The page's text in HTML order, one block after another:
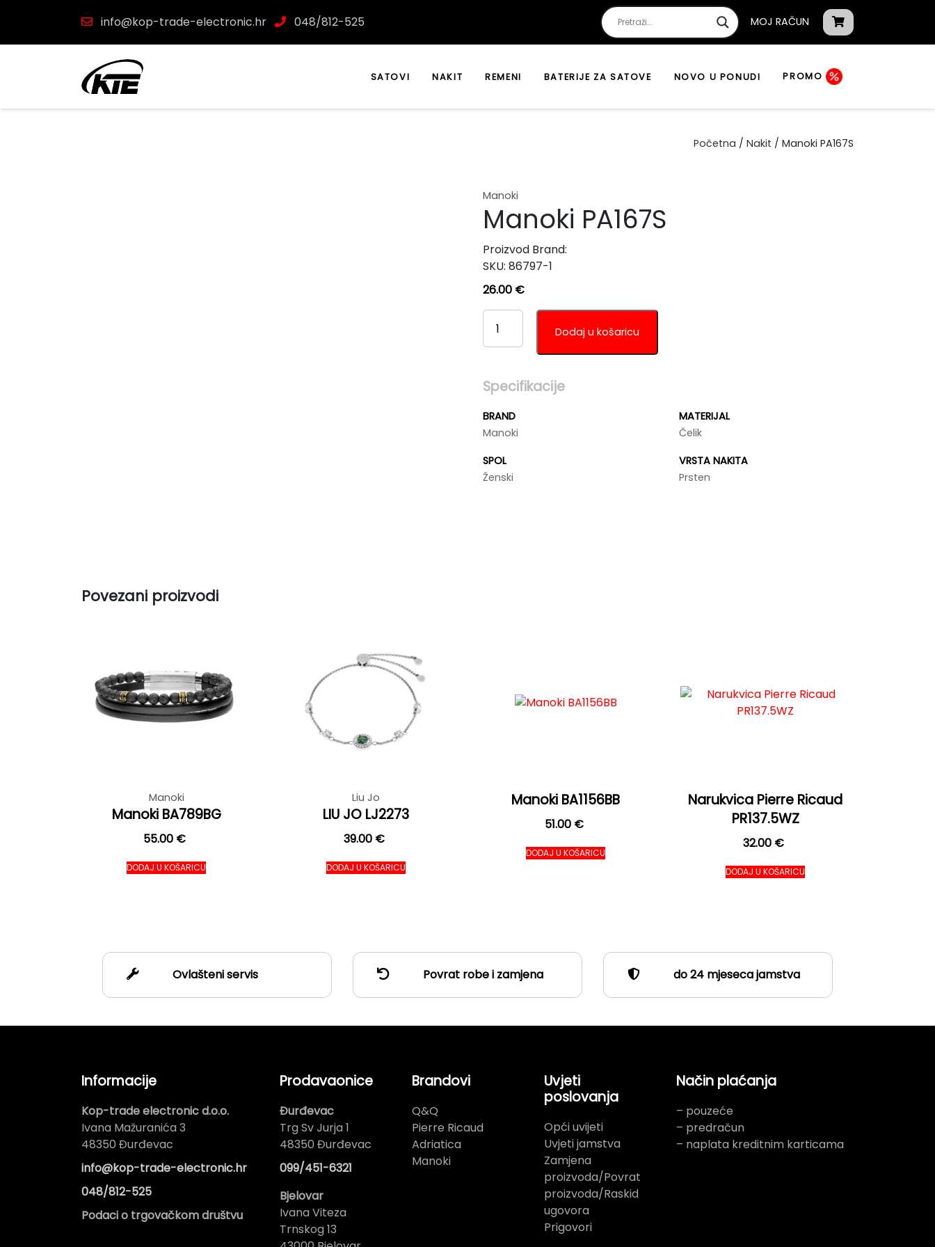
info@kop-trade-electronic.hr 048/812-525 MOJ RAČUN
SATOVI NAKIT REMENI BATERIJE ZA SATOVE NOVO U PONUDI PROMO
Početna / Nakit / Manoki PA167S
Manoki
Manoki PA167S
SKU:86797-1
Proizvod Brand:
26.00 €
MANOKI
PA167S
KOLIČINA
Dodaj u košaricu
Specifikacije
BRAND
Manoki
MATERIJAL
Čelik
SPOL
Ženski
VRSTA NAKITA
Prsten
Povezani proizvodi
Manoki
Manoki BA789BG
55.00 €
DODAJ U KOŠARICU
Liu Jo
LIU JO LJ2273
39.00 €
DODAJ U KOŠARICU
Manoki BA1156BB
51.00 €
DODAJ U KOŠARICU
Narukvica Pierre Ricaud
PR137.5WZ
32.00 €
DODAJ U KOŠARICU
Ovlašteni servis Povrat robe i zamjena do 24 mjeseca jamstva
Informacije
Kop-trade electronic d.o.o.
Ivana Mažuranića 3
48350 Đurđevac
info@kop-trade-electronic.hr
048/812-525
Podaci o trgovačkom društvu
Prodavaonice
Đurđevac
Trg Sv Jurja 1
48350 Đurđevac
099/451-6321
Bjelovar
Ivana Viteza
Trnskog 13
Brandovi
Q&Q
Pierre Ricaud
Adriatica
Manoki
Uvjeti
poslovanja
Opći uvijeti
Uvjeti jamstva
Zamjena
proizvoda/Povrat
proizvoda/Raskid
ugovora
Prigovori
Način plaćanja
– pouzeće
– predračun
– naplata kreditnim karticama